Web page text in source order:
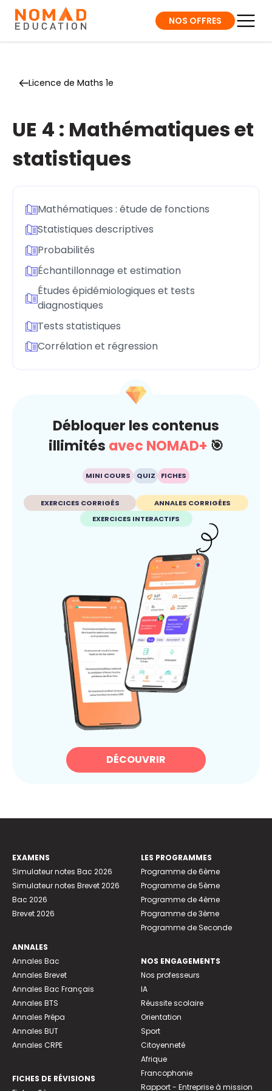
NOS OFFRES
Licence de Maths 1e
UE 4 : Mathématiques et
statistiques
Mathématiques : étude de fonctions
Statistiques descriptives
Probabilités
Échantillonnage et estimation
Études épidémiologiques et tests
diagnostiques
Tests statistiques
Corrélation et régression
Débloquer les contenus
illimités avec NOMAD+ 🎯
MINI COURS QUIZ FICHES
EXERCICES CORRIGÉS
ANNALES CORRIGÉES
EXERCICES INTERACTIFS
DÉCOUVRIR
EXAMENS
Simulateur notes Bac 2026
Simulateur notes Brevet 2026
Bac 2026
Brevet 2026
ANNALES
Annales Bac
Annales Brevet
Annales Bac Français
Annales BTS
Annales Prépa
Annales BUT
Annales CRPE
FICHES DE RÉVISIONS
LES PROGRAMMES
Programme de 6ème
Programme de 5ème
Programme de 4ème
Programme de 3ème
Programme de Seconde
NOS ENGAGEMENTS
Nos professeurs
IA
Réussite scolaire
Orientation
Sport
Citoyenneté
Afrique
Francophonie
Rapport - Entreprise à mission